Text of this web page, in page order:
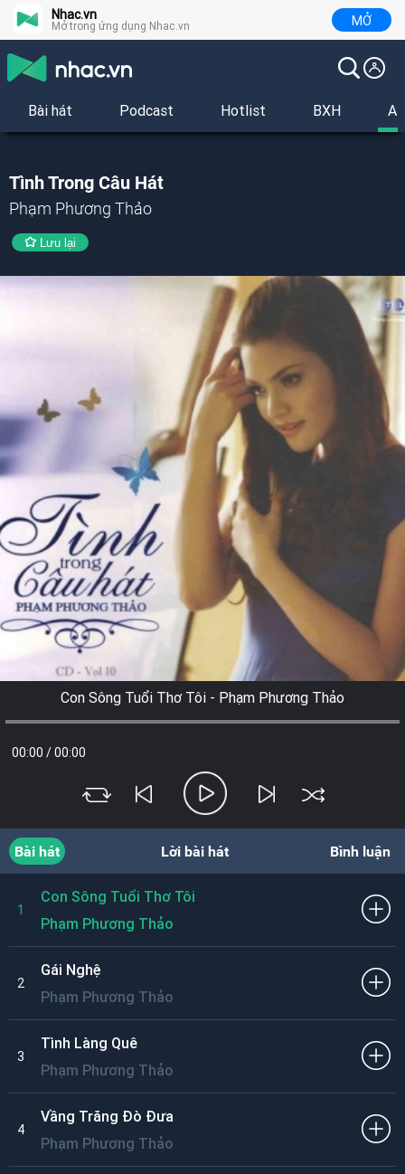
Nhac.vn
Mở trong ứng dụng Nhac.vn MỞ
Bài hát Podcast Hotlist BXH
Tình Trong Câu Hát
Phạm Phương Thảo
Lưu lại
Con Sông Tuổi Thơ Tôi - Phạm Phương Thảo
00:00 /00:00
Bài hát Lời bài hát Bình luận
1
Con Sông Tuổi Thơ Tôi
Phạm Phương Thảo
2
Gái Nghệ
Phạm Phương Thảo
3
Tình Làng Quê
Phạm Phương Thảo
4
Vầng Trăng Đò Đưa
Phạm Phương Thảo